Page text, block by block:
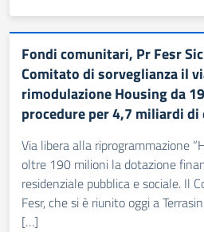
Fondi comunitari, Pr Fesr
Comitato di sorveglianza il
rimodulazione Housing da
procedure per 4,7 miliardi di
Via libera alla riprogrammazione
oltre 190 milioni la dotazione
residenziale pubblica e sociale. Il
Fesr, che si è riunito oggi a
[…]